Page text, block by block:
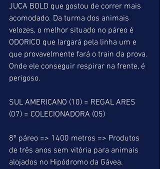
JUCA BOLD que gostou de correr mais
acomodado. Da turma dos animais
velozes, o melhor situado no páreo é
ODORICO que largará pela linha um e
que provavelmente fará o train da prova.
Onde ele conseguir respirar na frente, é
perigoso.
SUL AMERICANO (10) = REGAL ARES
(07) = COLECIONADORA (05)
8º páreo => 1400 metros => Produtos
de três anos sem vitória para animais
alojados no Hipódromo da Gávea.